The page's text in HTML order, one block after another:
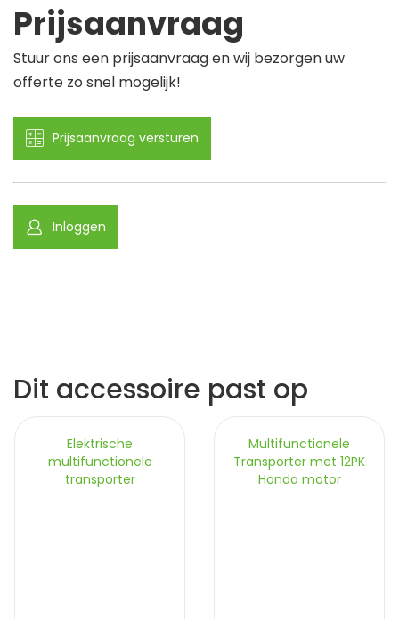
Prijsaanvraag
Stuur ons een prijsaanvraag en wij bezorgen uw
offerte zo snel mogelijk!
Prijsaanvraag versturen
Inloggen
Dit accessoire past op
Elektrische
multifunctionele
transporter
Multifunctionele
Transporter met 12PK
Honda motor